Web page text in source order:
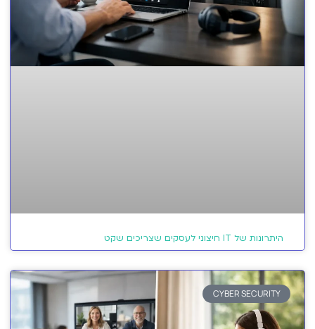
היתרונות של IT חיצוני לעסקים שצריכים שקט
CYBER SECURITY